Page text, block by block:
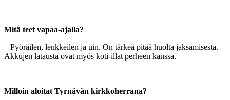
Mitä teet vapaa-ajalla?
– Pyöräilen, lenkkeilen ja uin. On tärkeä pitää huolta jaksamisesta.
Akkujen latausta ovat myös koti-illat perheen kanssa.
Milloin aloitat Tyrnävän kirkkoherrana?